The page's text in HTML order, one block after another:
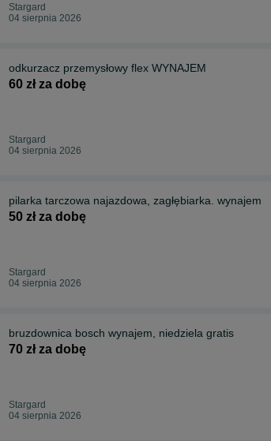
Stargard
04 sierpnia 2026
odkurzacz przemysłowy flex WYNAJEM
60 zł za dobę
Stargard
04 sierpnia 2026
pilarka tarczowa najazdowa, zagłębiarka. wynajem
50 zł za dobę
Stargard
04 sierpnia 2026
bruzdownica bosch wynajem, niedziela gratis
70 zł za dobę
Stargard
04 sierpnia 2026